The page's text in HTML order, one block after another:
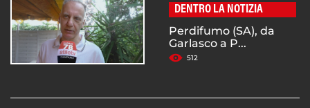
DENTRO LA NOTIZIA
Perdifumo (SA), da
Garlasco a P...
512